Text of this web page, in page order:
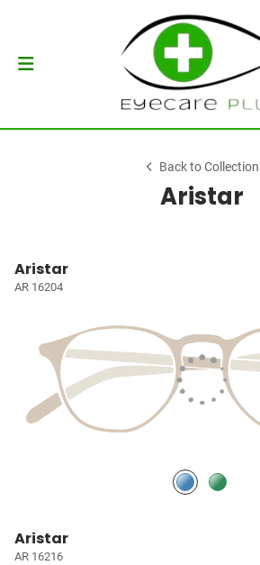
Back to Collection
Aristar
Aristar
AR 16204
Aristar
AR 16216